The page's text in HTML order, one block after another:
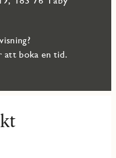
att boka en tid.